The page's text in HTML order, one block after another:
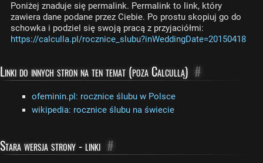
Poniżej znaduje się permalink. Permalink to link, który
zawiera dane podane przez Ciebie. Po prostu skopiuj go do
schowka i podziel się swoją pracą z przyjaciółmi:
https://calculla.pl/rocznice_slubu?inWeddingDate=20150418
Linki do innych stron na ten temat (poza Calcullą) #
ofeminin.pl: rocznice ślubu w Polsce
wikipedia: rocznice ślubu na świecie
Stara wersja strony - linki #